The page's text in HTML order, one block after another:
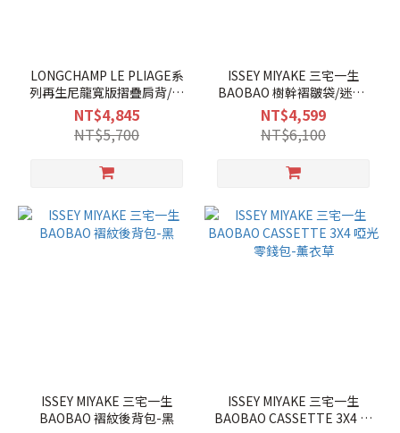
LONGCHAMP LE PLIAGE系
列再生尼龍寬版摺疊肩背/手
提水餃包(大/黑)
NT$4,845
NT$5,700
ISSEY MIYAKE 三宅一生
BAOBAO 樹幹褶皺袋/迷你-
黑
NT$4,599
NT$6,100
ISSEY MIYAKE 三宅一生
BAOBAO 褶紋後背包-黑
ISSEY MIYAKE 三宅一生
BAOBAO CASSETTE 3X4 啞